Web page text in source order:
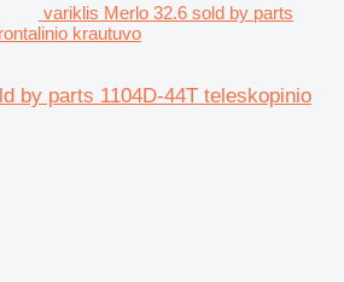
variklis Merlo 32.6 sold by parts
krautuvo
by parts 1104D-44T teleskopinio